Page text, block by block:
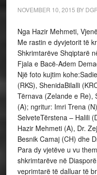
NOVEMBER 10, 2015 BY
Nga Hazir Mehmeti,
Me rastin e dyvjetorit të
Shkrimtarëve Shqiptarë
Fjala e Bacë-Adem
Një foto kujtim
(RKS), ShenidaBilalli
Tërnava (Zelande e Re),
(A); ngritur: Imri Trena
SelveteTërstena – Halili
Hazir Mehmeti (A), Dr.
Besnik Camaj (CH) dhe
Para dy vjetëve u vu
shkrimtarëve në
veprimtarë të dalluar të